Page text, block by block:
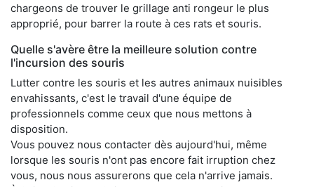
chargeons de trouver le grillage anti rongeur le plus
approprié, pour barrer la route à ces rats et souris.
Quelle s'avère être la meilleure solution contre
l'incursion des souris
Lutter contre les souris et les autres animaux nuisibles
envahissants, c'est le travail d'une équipe de
professionnels comme ceux que nous mettons à
disposition.
Vous pouvez nous contacter dès aujourd'hui, même
lorsque les souris n'ont pas encore fait irruption chez
vous, nous nous assurerons que cela n'arrive jamais.